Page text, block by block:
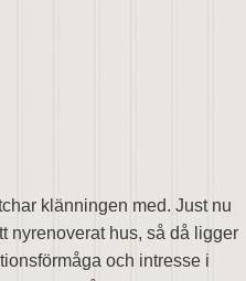
klänningen med. Just nu
nyrenoverat hus, så då ligger
och intresse i